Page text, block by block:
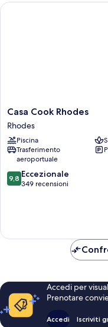
Casa
Cook
Rhodes
Rhodes
Casa Cook Rhodes
Rhodes
Piscina
Trasferimento
aeroportuale
9.8
su
9,8 Eccezionale
349 recensioni
Casa Cook Rhodes
Accedi per
Prenotare
Accedi Iscriviti